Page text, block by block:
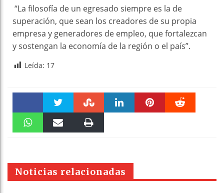
“La filosofía de un egresado siempre es la de
superación, que sean los creadores de su propia
empresa y generadores de empleo, que fortalezcan
y sostengan la economía de la región o el país”.
Leída: 17
Faceboo Twitter Stumble
pt
Noticias relacionadas